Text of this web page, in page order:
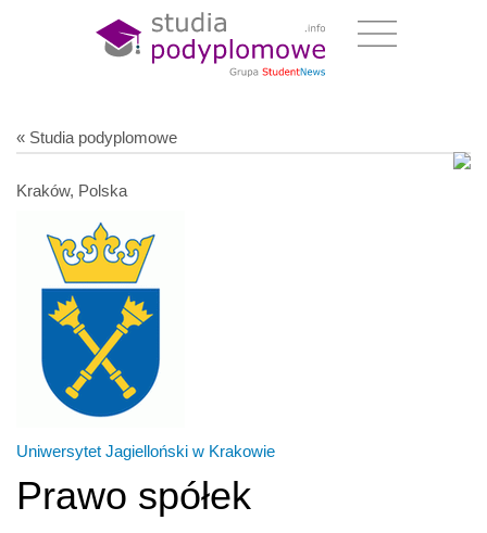
« Studia podyplomowe
Kraków, Polska
Uniwersytet Jagielloński w Krakowie
Prawo spółek